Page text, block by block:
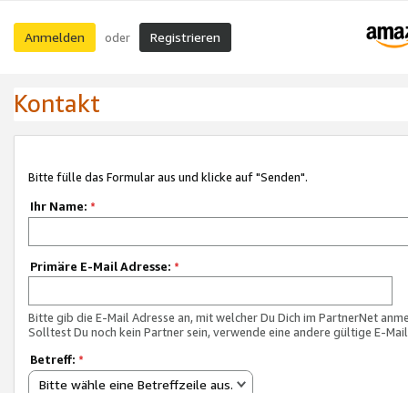
Anmelden oder Registrieren
Kontakt
Bitte fülle das Formular aus und klicke auf "Senden".
Ihr Name: *
Primäre E-Mail Adresse: *
Bitte gib die E-Mail Adresse an, mit welcher Du Dich im PartnerNet
Solltest Du noch kein Partner sein, verwende eine andere gültige E-
Betreff: *
Bitte wähle eine Betreffzeile aus.